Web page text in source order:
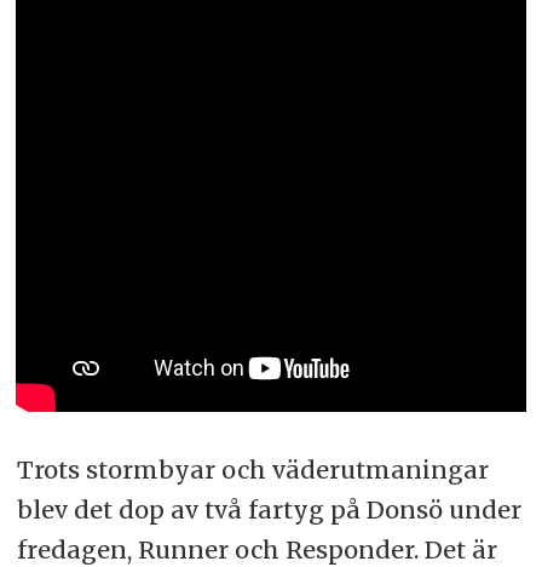
Trots stormbyar och väderutmaningar
blev det dop av två fartyg på Donsö under
fredagen, Runner och Responder. Det är